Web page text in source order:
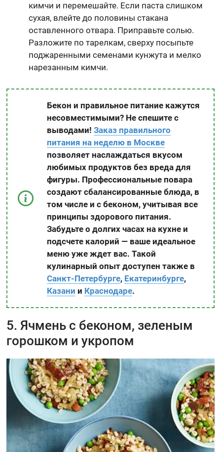
кимчи и перемешайте. Если паста слишком
сухая, влейте до половины стакана
оставленного отвара. Приправьте солью.
Разложите по тарелкам, сверху посыпьте
поджаренными семенами кунжута и мелко
нарезанным кимчи.
Бекон и правильное питание кажутся
несовместимыми? Не спешите с
выводами!Заказ правильного
питания на неделю в Москве
позволяет наслаждаться вкусом
любимых продуктов без вреда для
фигуры. Профессиональные повара
создают сбалансированные блюда, в
том числе и с беконом, учитывая все
принципы здорового питания.
Забудьте о долгих часах на кухне и
подсчете калорий — ваше идеальное
меню уже ждет вас. Такой
кулинарный опыт доступен также в
Санкт-Петербурге, Екатеринбурге,
Казани и Краснодаре.
5. Ячмень с беконом, зеленым
горошком и укропом